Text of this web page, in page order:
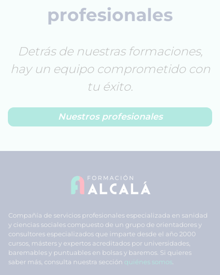
profesionales
Detrás de nuestras formaciones,
hay un equipo comprometido con
tu éxito.
Nuestros profesionales
Compañía de servicios profesionales especializada en sanidad
y ciencias sociales compuesto de un grupo de orientadores y
consultores especializados que imparte desde el año 2000
cursos, másters y expertos acreditados por universidades,
baremables y puntuables en bolsas y baremos. Si quieres
saber más, consulta nuestra sección quiénes somos